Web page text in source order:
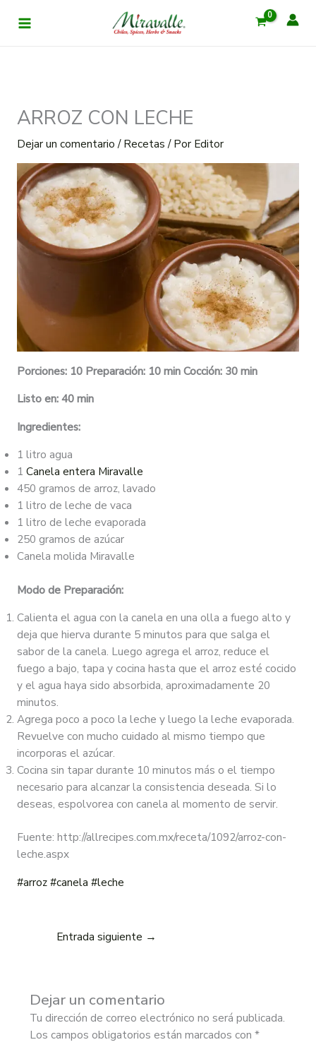
ARROZ CON LECHE
Dejar un comentario /Recetas/ Por Editor
Porciones: 10 Preparación: 10 min Cocción: 30 min
Listo en: 40 min
Ingredientes:
1 litro agua
1 Canela entera Miravalle
450 gramos de arroz, lavado
1 litro de leche de vaca
1 litro de leche evaporada
250 gramos de azúcar
Canela molida Miravalle
Modo de Preparación:
Calienta el agua con la canela en una olla a fuego alto y
deja que hierva durante 5 minutos para que salga el
sabor de la canela. Luego agrega el arroz, reduce el
fuego a bajo, tapa y cocina hasta que el arroz esté cocido
y el agua haya sido absorbida, aproximadamente 20
minutos.
Agrega poco a poco la leche y luego la leche evaporada.
Revuelve con mucho cuidado al mismo tiempo que
incorporas el azúcar.
Cocina sin tapar durante 10 minutos más o el tiempo
necesario para alcanzar la consistencia deseada. Si lo
deseas, espolvorea con canela al momento de servir.
Fuente: http://allrecipes.com.mx/receta/1092/arroz-con-
leche.aspx
#arroz#canela #leche
Entrada siguiente →
Dejar un comentario
Tu dirección de correo electrónico no será publicada.
Los campos obligatorios están marcados con *